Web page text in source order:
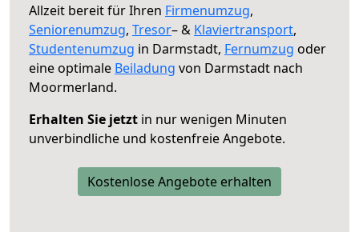
Allzeit bereit für Ihren Firmenumzug,
Seniorenumzug, Tresor– & Klaviertransport,
Studentenumzug in Darmstadt, Fernumzug oder
eine optimale Beiladung von Darmstadt nach
Moormerland.
Erhalten Sie jetzt in nur wenigen Minuten
unverbindliche und kostenfreie Angebote.
Kostenlose Angebote erhalten